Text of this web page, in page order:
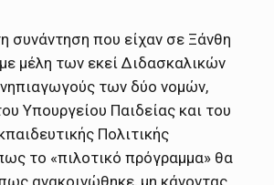
συνάντηση που είχαν σε Ξάνθη
μέλη των εκεί Διδασκαλικών
των δύο νομών,
Υπουργείου Παιδείας και του
Πολιτικής
το «πιλοτικό πρόγραμμα» θα
ανακοινώθηκε, μη κάνοντας